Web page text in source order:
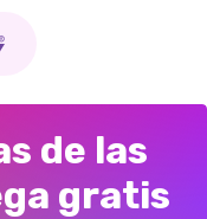
de las
gratis